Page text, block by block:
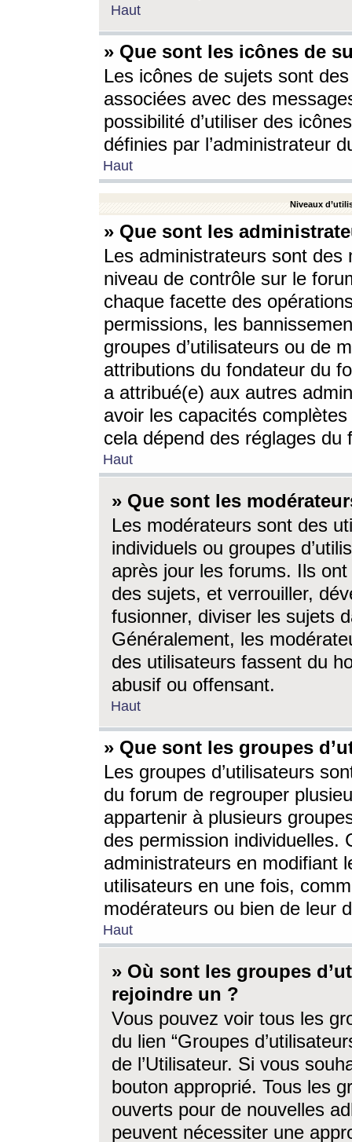
Haut
» Que sont les icônes de
Les icônes de sujets sont
associées avec des
possibilité d’utiliser des
définies par l’administrateur
Haut
Niveaux
» Que sont les
Les administrateurs sont
niveau de contrôle sur le
chaque facette des
permissions, les
groupes d’utilisateurs ou de
attributions du fondateur du
a attribué(e) aux autres
avoir les capacités
cela dépend des réglages du
Haut
» Que sont les
Les modérateurs sont des
individuels ou groupes
après jour les forums. Ils ont
des sujets, et verrouiller,
fusionner, diviser les sujets
Généralement, les
des utilisateurs fassent du
abusif ou offensant.
Haut
» Que sont les groupes
Les groupes d’utilisateurs
du forum de regrouper
appartenir à plusieurs
des permission individuelles.
administrateurs en modifiant
utilisateurs en une fois,
modérateurs ou bien de leur
Haut
» Où sont les groupes
rejoindre un ?
Vous pouvez voir tous les
du lien “Groupes
de l’Utilisateur. Si vous
bouton approprié. Tous les
ouverts pour de nouvelles
peuvent nécessiter une